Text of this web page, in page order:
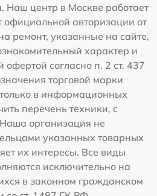
Наш центр в Москве работает
официальной авторизации от
ремонт, указанные на сайте,
характер и
офертой согласно п. 2 ст. 437
торговой марки
в информационных
перечень техники, с
организация не
указанных товарных
их интересы. Все виды
исключительно на
в законном гражданском